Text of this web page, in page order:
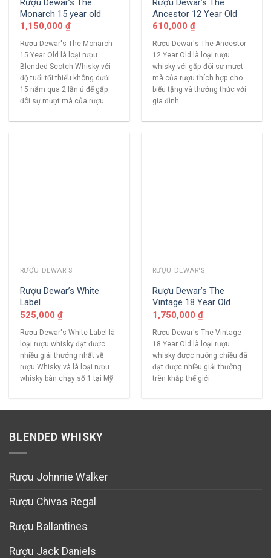
Rượu Dewar’s The
Monarch 15 year old
1,150,000 ₫
Rượu Dewar's The Monarch
15 Year Old là loại rượu
Blended Scotch Whisky với
độ tuổi tối thiểu không dưới
15 năm qua 2 lần ủ để gấp
đôi sự mượt mà của rượu
Rượu Dewar’s The
Ancestor 12 Year Old
610,000 ₫
Rượu Dewar's The Ancestor
12 Year Old là loại rượu
whisky với gấp đôi sự mượt
mà của rượu thích hợp cho
biếu tặng và thưởng thức với
gia đình
RƯỢU DEWAR'S
Rượu Dewar’s White
Label
525,000 ₫
Rượu Dewar's White Label là
loại rượu whisky đạt được
nhiều giải thưởng nhất về
rượu Whisky và là loại rượu
whisky bán chạy số 1 tại Mỹ
RƯỢU DEWAR'S
Rượu Dewar’s The
Vintage 18 Year Old
1,750,000 ₫
Rượu Dewar's The Vintage
18 Year Old là loại rượu
whisky được nuông chiều đã
đạt được nhiều giải thưởng
trên khắp thế giới
BLENDED WHISKY
Rượu Johnnie Walker
Rượu Chivas Regal
Rượu Ballantines
Rượu Jack Daniels